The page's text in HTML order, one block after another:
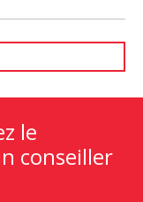
le
conseiller